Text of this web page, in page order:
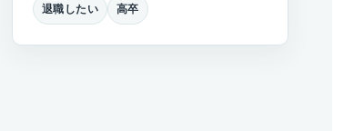
退職したい
高卒